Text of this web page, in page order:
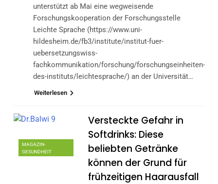
unterstützt ab Mai eine wegweisende
Forschungskooperation der Forschungsstelle
Leichte Sprache (https://www.uni-
hildesheim.de/fb3/institute/institut-fuer-
uebersetzungswiss-
fachkommunikation/forschung/forschungseinheiten-
des-instituts/leichtesprache/) an der Universität…
Weiterlesen
MAGAZIN-
GESUNDHEIT
Versteckte Gefahr in
Softdrinks: Diese
beliebten Getränke
können der Grund für
frühzeitigen Haarausfall